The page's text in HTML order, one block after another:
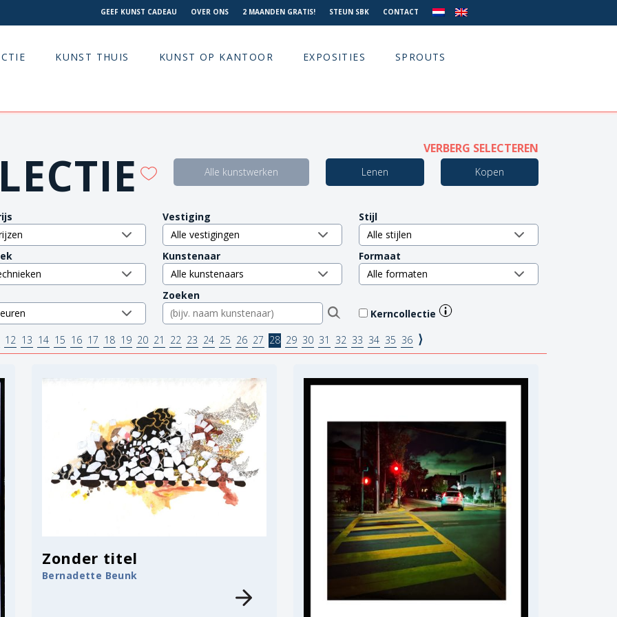
GEEF KUNST CADEAU OVER ONS 2 MAANDEN GRATIS! STEUN SBK CONTACT
KUNST THUIS KUNST OP KANTOOR EXPOSITIES SPROUTS
VERBERG SELECTEREN
Alle kunstwerken Lenen Kopen
Vestiging Stijl
Kunstenaar Formaat
Zoeken
Kerncollectie
12 13 14 15 16 17 18 19 20 21 22 23 24 25 26 27 28 29 30 31 32 33 34 35 36 ⟩
Zonder titel
Bernadette Beunk